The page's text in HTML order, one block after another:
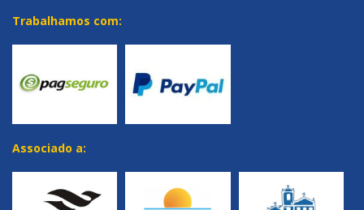
Trabalhamos com:
Associado a: